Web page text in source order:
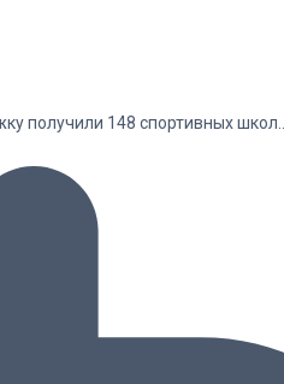
получили 148 спортивных школ.…